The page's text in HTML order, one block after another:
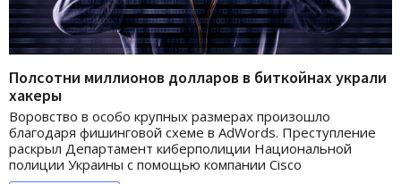
Полсотни миллионов долларов в биткойнах украли
хакеры
Воровство в особо крупных размерах произошло
благодаря фишинговой схеме в AdWords. Преступление
раскрыл Департамент киберполиции Национальной
полиции Украины с помощью компании Cisco